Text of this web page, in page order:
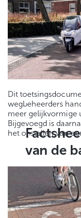
Dit
wegbeheerders
meer gelijkvormige
Bijgevoegd is
het opstellen van
van de